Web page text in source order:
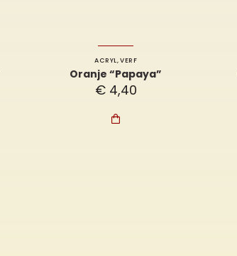
ACRYL,VERF
Oranje “Papaya”
€4,40
